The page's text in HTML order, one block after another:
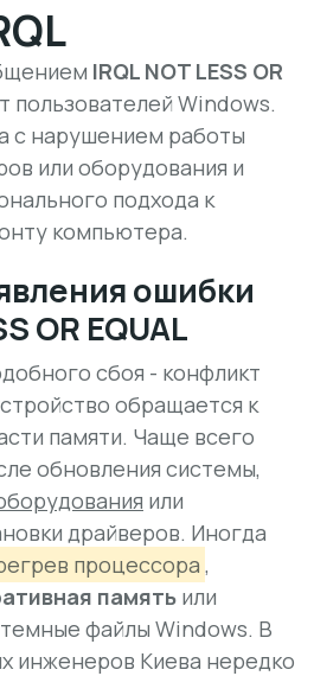
IRQL NOT LESS OR
пользователей Windows.
с нарушением работы
или оборудования и
подхода к
компьютера.
ошибки
OR EQUAL
сбоя - конфликт
обращается к
памяти. Чаще всего
обновления системы,
или
драйверов. Иногда
процессора ,
память или
файлы Windows. В
инженеров Киева нередко